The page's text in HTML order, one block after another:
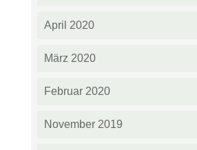
April 2020
März 2020
Februar 2020
November 2019